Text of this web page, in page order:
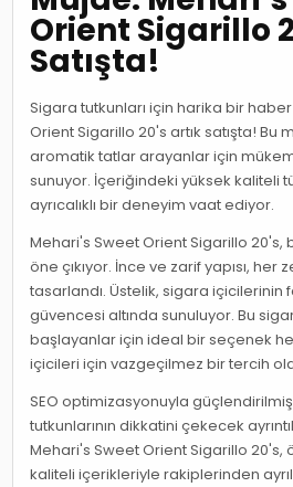
Orient Sigarillo
Satışta!
Sigara tutkunları için harika bir
Orient Sigarillo 20's artık satışta! Bu
aromatik tatlar arayanlar için
sunuyor. İçeriğindeki yüksek kaliteli
ayrıcalıklı bir deneyim vaat ediyor.
Mehari's Sweet Orient Sigarillo 20's,
öne çıkıyor. İnce ve zarif yapısı,
tasarlandı. Üstelik, sigara içicilerinin
güvencesi altında sunuluyor. Bu
başlayanlar için ideal bir seçenek
içicileri için vazgeçilmez bir tercih
SEO optimizasyonuyla
tutkunlarının dikkatini çekecek
Mehari's Sweet Orient Sigarillo 20's,
kaliteli içerikleriyle rakiplerinden